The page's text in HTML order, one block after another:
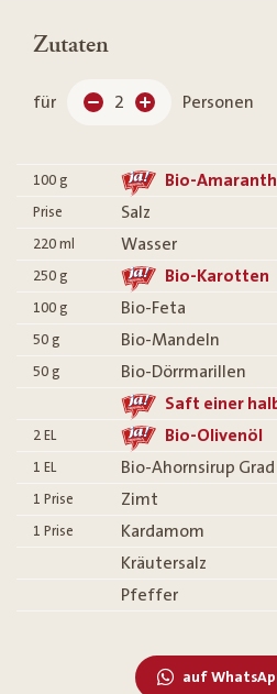
Zutaten
für 2 Personen
100 g Bio-Amaranth
Prise Salz
220 ml Wasser
250 g Bio-Karotten
100 g Bio-Feta
50 g Bio-Mandeln
50 g
Bio-Dörrmarillen
Saft einer
2 EL Bio-Olivenöl
1 EL Bio-Ahornsirup Grad
1 Prise Zimt
1 Prise
Kardamom
Kräutersalz
Pfeffer
auf